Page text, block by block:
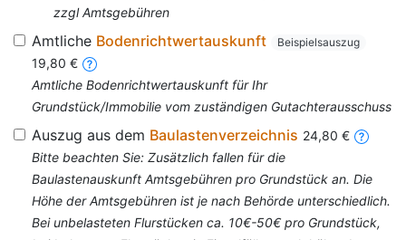
zzgl Amtsgebühren
Amtliche Bodenrichtwertauskunft Beispielsauszug
19,80 €
Amtliche Bodenrichtwertauskunft für Ihr
Grundstück/Immobilie vom zuständigen Gutachterausschuss
Auszug aus dem Baulastenverzeichnis 24,80 €
Bitte beachten Sie: Zusätzlich fallen für die
Baulastenauskunft Amtsgebühren pro Grundstück an. Die
Höhe der Amtsgebühren ist je nach Behörde unterschiedlich.
Bei unbelasteten Flurstücken ca. 10€-50€ pro Grundstück,